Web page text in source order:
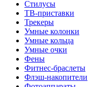
Стилусы
ТВ-приставки
Трекеры
Умные колонки
Умные кольца
Умные очки
Фены
Фитнес-браслеты
Флэш-накопители